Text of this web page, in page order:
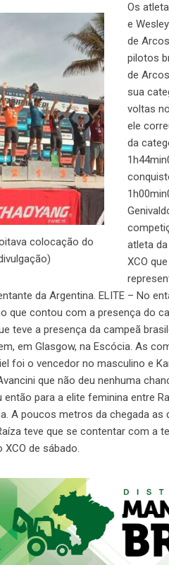
colocação do
Os
e
de
pilotos
de
sua
voltas
ele
da
atleta
XCO
da Argentina. ELITE – No
que contou com a presença do
teve a presença da campeã
em Glasgow, na Escócia. As
foi o vencedor no masculino e
que não deu nenhuma
para a elite feminina entre
A poucos metros da chegada
teve que se contentar com a
de sábado.